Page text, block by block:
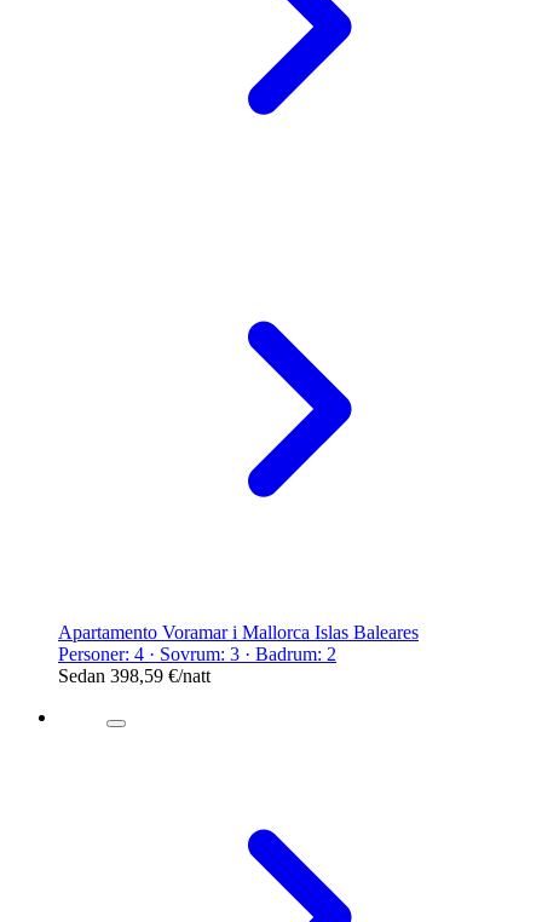
Apartamento Voramar i Mallorca Islas Baleares
Personer: 4 · Sovrum: 3 · Badrum: 2
Sedan 398,59 €/natt